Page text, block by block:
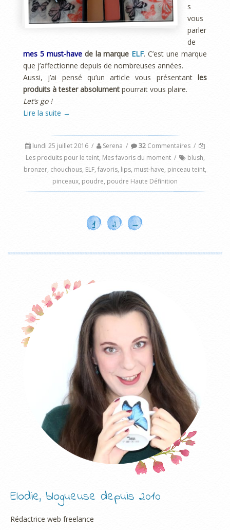
s
vous
parler
de
mes 5 must-havede la marque ELF. C’est une marque
que j’affectionne depuis de nombreuses années.
Aussi, j’ai pensé qu’un article vous présentant les
produits à tester absolument pourrait vous plaire.
Let’s go !
Lire la suite →
lundi 25 juillet 2016 / Serena / 32 Commentaires /
Les produits pour le teint, Mes favoris du moment / blush,
bronzer, chouchous, ELF, favoris, lips, must-have, pinceau teint,
pinceaux, poudre, poudre Haute Définition
1 2 →
Elodie, blogueuse depuis 2010
Rédactrice web freelance